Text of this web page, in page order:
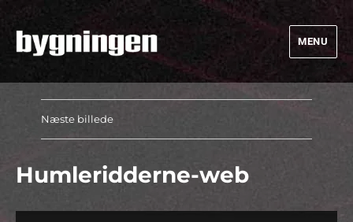
Bygningen
MENU
Næste billede
Humleridderne-web